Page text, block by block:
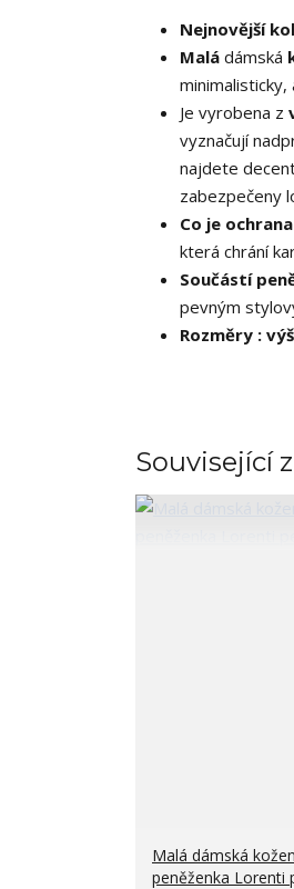
Nejnovější
Malá dámská
Je vyrobena z
vyznačují
najdete
zabezpečeny
Co je ochrana
která chrání
Součástí
pevným
Rozměry :
Související
Malá dámská
peněženka Lorenti